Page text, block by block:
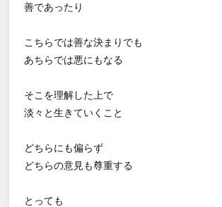
善であったり
こちらでは善な決まりでも
あちらでは悪にもなる
そこを理解した上で
淡々と生きていくこと
どちらにも偏らず
どちらの意見も尊重する
とっても